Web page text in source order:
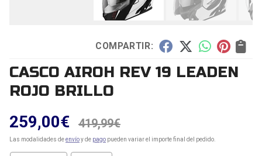
COMPARTIR:
CASCO AIROH REV 19 LEADEN
ROJO BRILLO
259,00€ 419,99€
Las modalidades deenvíoy de pago pueden variar el importe final del pedido.